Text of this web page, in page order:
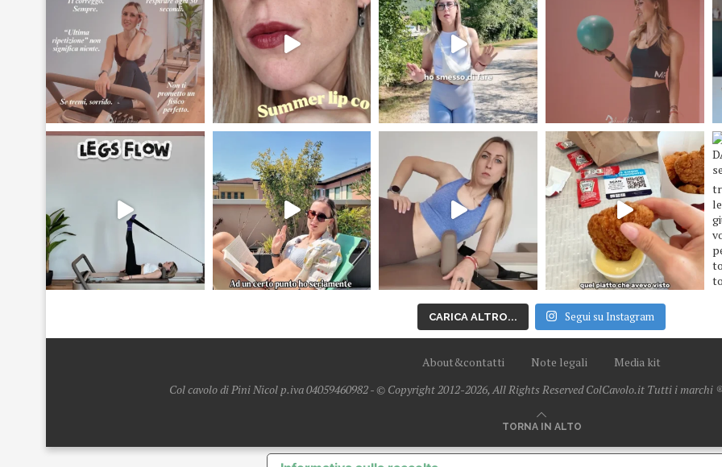
CARICA ALTRO... Segui su Instagram
About&contatti Note legali
Media kit
Col cavolo di Pini Nicol p.iva 04059460982 - © Copyright 2012-2026, All Rights Reserved ColCavolo.it Tutti i
TORNA IN ALTO